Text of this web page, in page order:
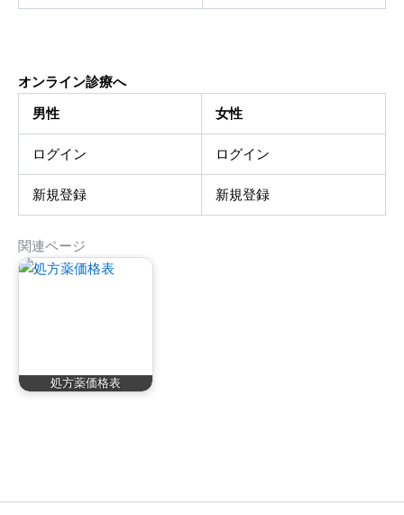
オンライン診療へ
男性 女性
ログイン ログイン
新規登録 新規登録
関連ページ
処方薬価格表